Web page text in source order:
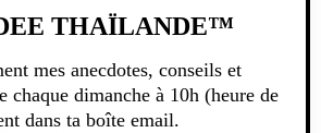
THAÏLANDE™
mes anecdotes, conseils et
chaque dimanche à 10h (heure de
dans ta boîte email.